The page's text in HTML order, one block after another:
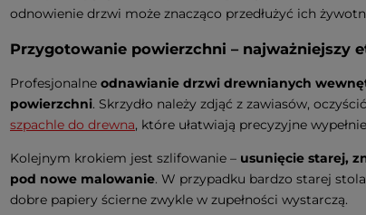
odnowienie drzwi może znacząco przedłużyć ich
Przygotowanie powierzchni – najważniejszy
Profesjonalne odnawianie drzwi drewnianych
powierzchni. Skrzydło należy zdjąć z zawiasów,
szpachle do drewna, które ułatwiają precyzyjne
Kolejnym krokiem jest szlifowanie – usunięcie starej,
pod nowe malowanie. W przypadku bardzo starej
dobre papiery ścierne zwykle w zupełności wystarczą.